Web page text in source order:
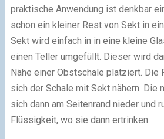
praktische Anwendung ist denkbar
schon ein kleiner Rest von Sekt in
Sekt wird einfach in in eine kleine
einen Teller umgefüllt. Dieser wird
Nähe einer Obstschale platziert. Die
sich der Schale mit Sekt nähern. Die
sich dann am Seitenrand nieder und
Flüssigkeit, wo sie dann ertrinken.